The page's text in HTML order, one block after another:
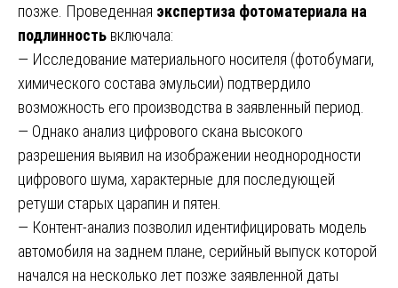
позже. Проведенная экспертиза фотоматериала на
подлинность включала:
— Исследование материального носителя (фотобумаги,
химического состава эмульсии) подтвердило
возможность его производства в заявленный период.
— Однако анализ цифрового скана высокого
разрешения выявил на изображении неоднородности
цифрового шума, характерные для последующей
ретуши старых царапин и пятен.
— Контент-анализ позволил идентифицировать модель
автомобиля на заднем плане, серийный выпуск которой
начался на несколько лет позже заявленной даты